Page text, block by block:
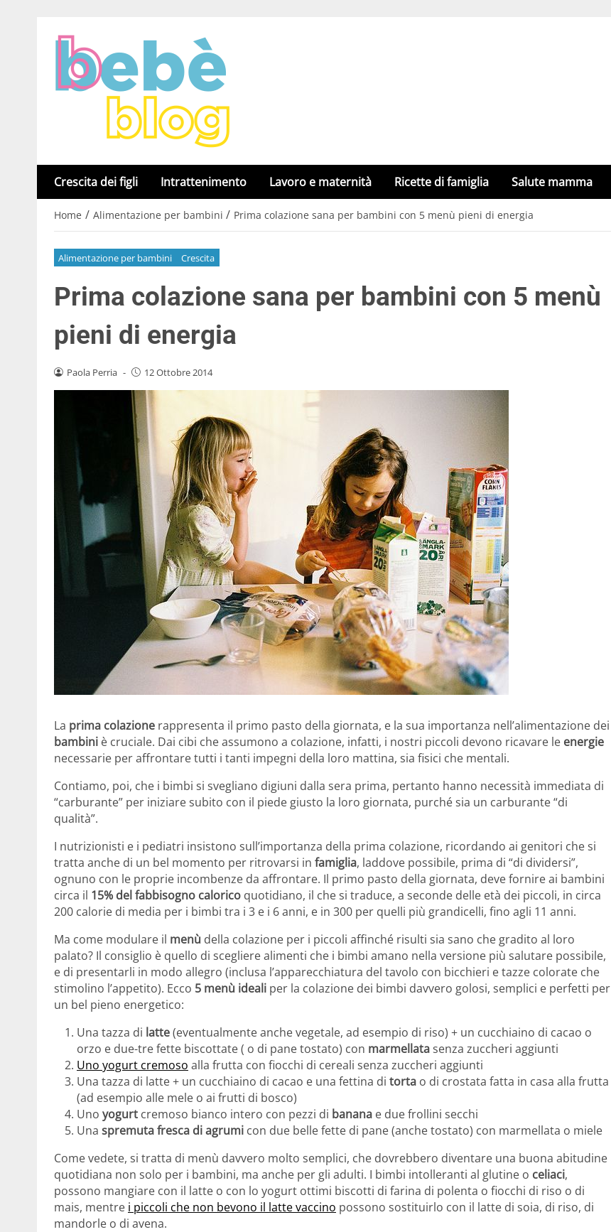
Crescita dei figli Intrattenimento Lavoro e maternità Ricette di famiglia Salute mamma
Home / Alimentazione per bambini / Prima colazione sana per bambini con 5 menù pieni di energia
Alimentazione per bambini Crescita
Prima colazione sana per bambini con 5 menù
pieni di energia
Paola Perria - 12 Ottobre 2014
La prima colazione rappresenta il primo pasto della giornata, e la sua importanza nell’alimentazione dei
bambini è cruciale. Dai cibi che assumono a colazione, infatti, i nostri piccoli devono ricavare le energie
necessarie per affrontare tutti i tanti impegni della loro mattina, sia fisici che mentali.
Contiamo, poi, che i bimbi si svegliano digiuni dalla sera prima, pertanto hanno necessità immediata di
“carburante” per iniziare subito con il piede giusto la loro giornata, purché sia un carburante “di
qualità”.
I nutrizionisti e i pediatri insistono sull’importanza della prima colazione, ricordando ai genitori che si
tratta anche di un bel momento per ritrovarsi in famiglia, laddove possibile, prima di “di dividersi”,
ognuno con le proprie incombenze da affrontare. Il primo pasto della giornata, deve fornire ai bambini
circa il 15% del fabbisogno calorico quotidiano, il che si traduce, a seconde delle età dei piccoli, in circa
200 calorie di media per i bimbi tra i 3 e i 6 anni, e in 300 per quelli più grandicelli, fino agli 11 anni.
Ma come modulare il menù della colazione per i piccoli affinché risulti sia sano che gradito al loro
palato? Il consiglio è quello di scegliere alimenti che i bimbi amano nella versione più salutare possibile,
e di presentarli in modo allegro (inclusa l’apparecchiatura del tavolo con bicchieri e tazze colorate che
stimolino l’appetito). Ecco 5 menù ideali per la colazione dei bimbi davvero golosi, semplici e perfetti per
un bel pieno energetico:
Una tazza di latte(eventualmente anche vegetale, ad esempio di riso) + un cucchiaino di cacao o
orzo e due-tre fette biscottate ( o di pane tostato) con marmellatasenza zuccheri aggiunti
Uno yogurt cremoso alla frutta con fiocchi di cereali senza zuccheri aggiunti
Una tazza di latte + un cucchiaino di cacao e una fettina di torta o di crostata fatta in casa alla frutta
(ad esempio alle mele o ai frutti di bosco)
Uno yogurt cremoso bianco intero con pezzi di banana e due frollini secchi
Una spremuta fresca di agrumi con due belle fette di pane (anche tostato) con marmellata o miele
Come vedete, si tratta di menù davvero molto semplici, che dovrebbero diventare una buona abitudine
quotidiana non solo per i bambini, ma anche per gli adulti. I bimbi intolleranti al glutine o celiaci,
possono mangiare con il latte o con lo yogurt ottimi biscotti di farina di polenta o fiocchi di riso o di
mais, mentre i piccoli che non bevono il latte vaccino possono sostituirlo con il latte di soia, di riso, di
mandorle o di avena.